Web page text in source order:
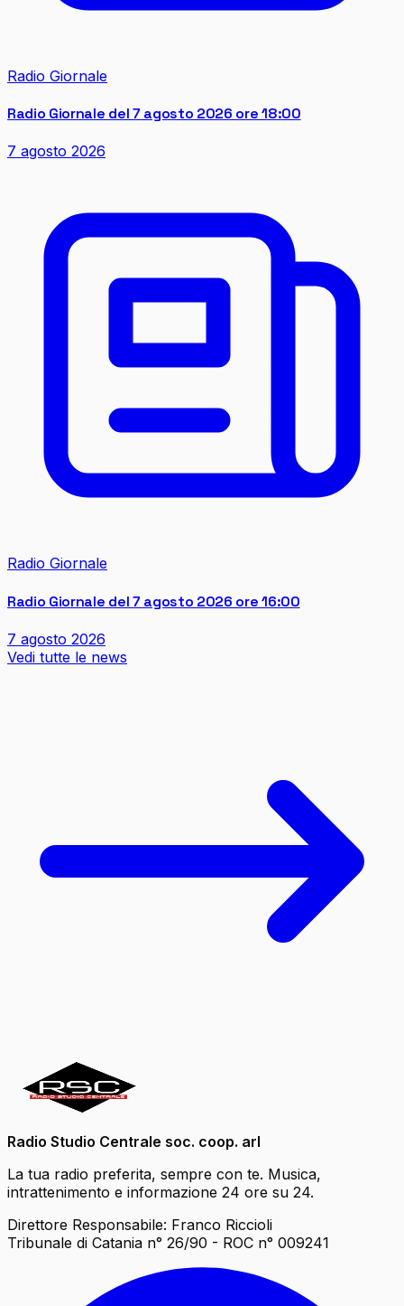
Radio Giornale
Radio Giornale del 7 agosto 2026 ore 18:00
7 agosto 2026
Radio Giornale
Radio Giornale del 7 agosto 2026 ore 16:00
7 agosto 2026
Vedi tutte le news
Radio Studio Centrale soc. coop. arl
La tua radio preferita, sempre con te. Musica,
intrattenimento e informazione 24 ore su 24.
Direttore Responsabile: Franco Riccioli
Tribunale di Catania n° 26/90 - ROC n° 009241